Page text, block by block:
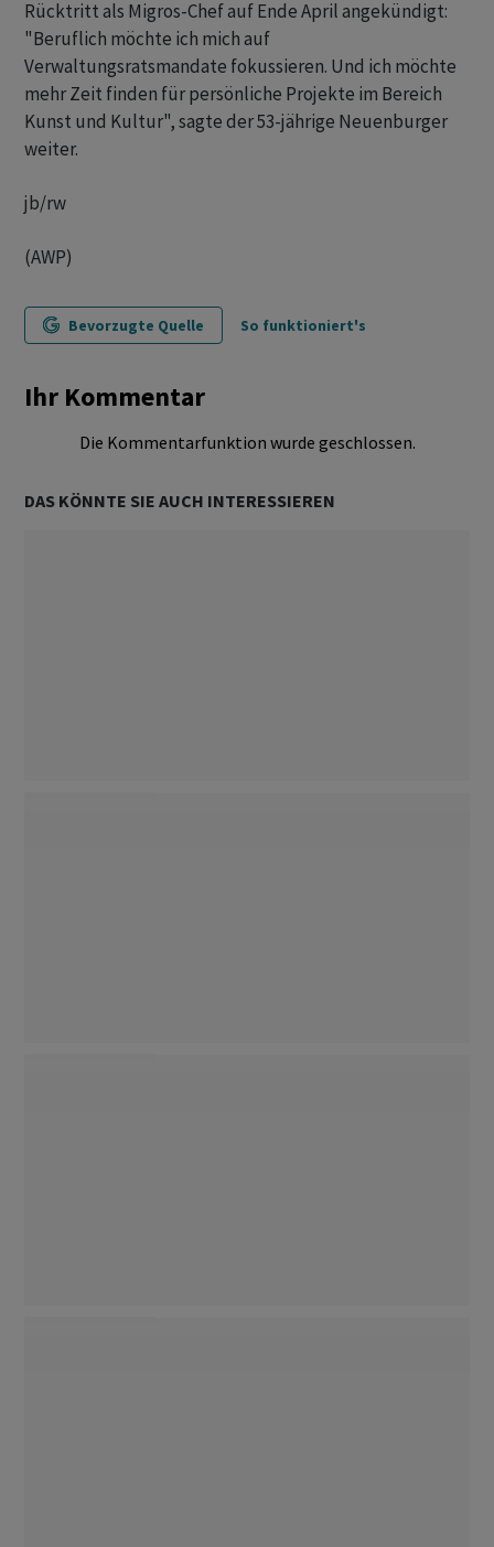
Rücktritt als Migros-Chef auf Ende April angekündigt:
"Beruflich möchte ich mich auf
Verwaltungsratsmandate fokussieren. Und ich möchte
mehr Zeit finden für persönliche Projekte im Bereich
Kunst und Kultur", sagte der 53-jährige Neuenburger
weiter.
jb/rw
(AWP)
Bevorzugte Quelle So funktioniert's
Ihr Kommentar
Die Kommentarfunktion wurde geschlossen.
DAS KÖNNTE SIE AUCH INTERESSIEREN